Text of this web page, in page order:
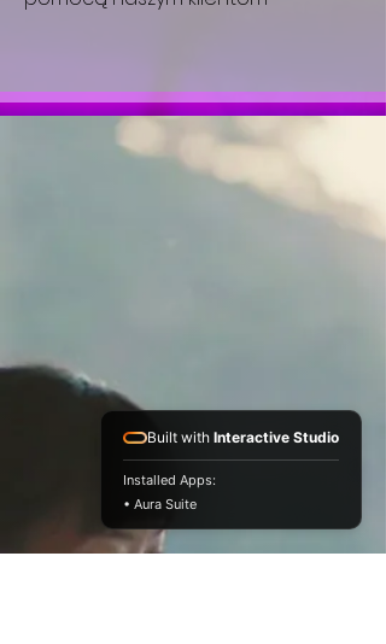
Built with Interactive Studio
Installed Apps:
• Aura Suite